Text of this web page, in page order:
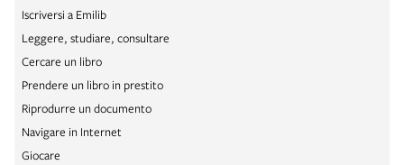
Iscriversi a Emilib
Leggere, studiare, consultare
Cercare un libro
Prendere un libro in prestito
Riprodurre un documento
Navigare in Internet
Giocare